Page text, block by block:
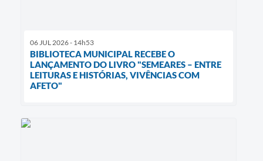
06 JUL 2026 - 14h53
BIBLIOTECA MUNICIPAL RECEBE O
LANÇAMENTO DO LIVRO "SEMEARES – ENTRE
LEITURAS E HISTÓRIAS, VIVÊNCIAS COM
AFETO"